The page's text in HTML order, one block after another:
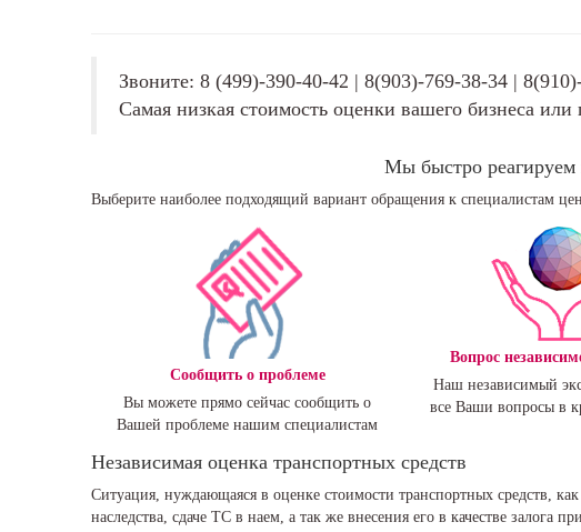
Звоните: 8 (499)-390-40-42 | 8(903)-769-38-34 |
Самая низкая стоимость оценки вашего бизнеса
Мы быстро
Выберите наиболее подходящий вариант обращения к специалистам
Сообщить о проблеме
Вы можете прямо сейчас сообщить о
Вашей проблеме нашим специалистам
Вопрос
Наш независимый
все Ваши вопросы в
Независимая оценка транспортных средств
Ситуация, нуждающаяся в оценке стоимости транспортных средств,
наследства, сдаче ТС в наем, а так же внесения его в качестве залога